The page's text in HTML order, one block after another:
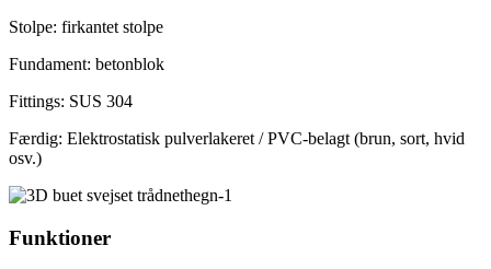
Stolpe: firkantet stolpe
Fundament: betonblok
Fittings: SUS 304
Færdig: Elektrostatisk pulverlakeret / PVC-belagt (brun, sort, hvid
osv.)
Funktioner